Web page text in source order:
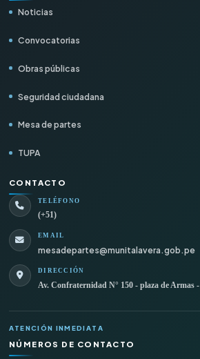
Noticias
Convocatorias
Obras públicas
Seguridad ciudadana
Mesa de partes
TUPA
CONTACTO
TELÉFONO
(+51)
EMAIL
mesadepartes@munitalavera.gob.pe
DIRECCIÓN
Av. Confraternidad N° 150 - plaza de Armas
ATENCIÓN INMEDIATA
NÚMEROS DE CONTACTO